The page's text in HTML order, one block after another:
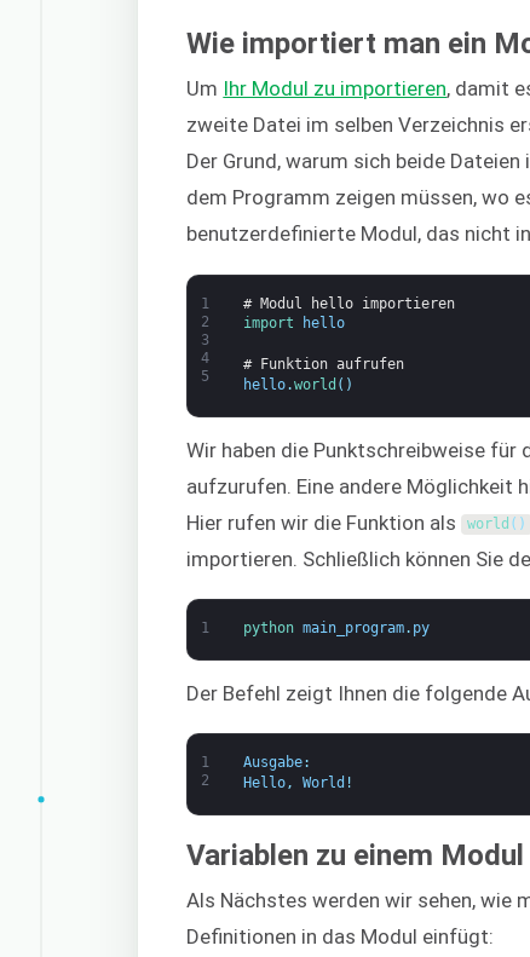
Wie importiert man ein
Um Ihr Modul zu importieren, damit
zweite Datei im selben Verzeichnis
Der Grund, warum sich beide
dem Programm zeigen müssen, wo
benutzerdefinierte Modul, das nicht
1
2
3
4
5
# Modul hello importieren
import
hello
# Funktion aufrufen
hello.world ( )
Wir haben die Punktschreibweise für
aufzurufen. Eine andere
Hier rufen wir die Funktion als world ( )
importieren. Schließlich können Sie
1 python main_program. py
Der Befehl zeigt Ihnen die folgende
1
2
Ausgabe:
Hello, World !
Variablen zu einem
Als Nächstes werden wir sehen, wie
Definitionen in das Modul einfügt: